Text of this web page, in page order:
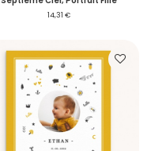
14,31 €